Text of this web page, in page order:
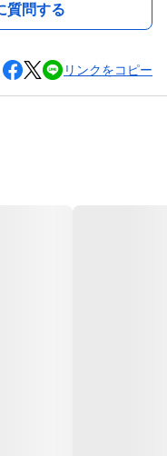
質問する
リンクをコピー